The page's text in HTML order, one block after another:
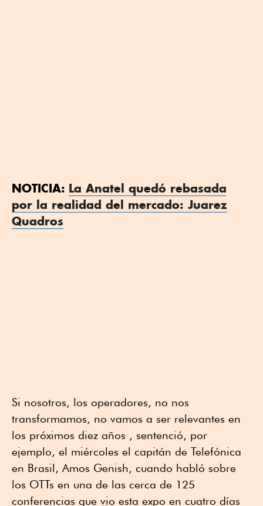
NOTICIA: La Anatel quedó rebasada
por la realidad del mercado: Juarez
Quadros
Si nosotros, los operadores, no nos
transformamos, no vamos a ser relevantes en
los próximos diez años , sentenció, por
ejemplo, el miércoles el capitán de Telefónica
en Brasil, Amos Genish, cuando habló sobre
los OTTs en una de las cerca de 125
conferencias que vio esta expo en cuatro días